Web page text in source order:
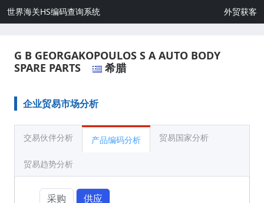
世界海关HS编码查询系统 外贸获客
G B GEORGAKOPOULOS S A AUTO BODY
SPARE PARTS
希腊
企业贸易市场分析
交易伙伴分析 产品编码分析 贸易国家分析
贸易趋势分析
采购
供应